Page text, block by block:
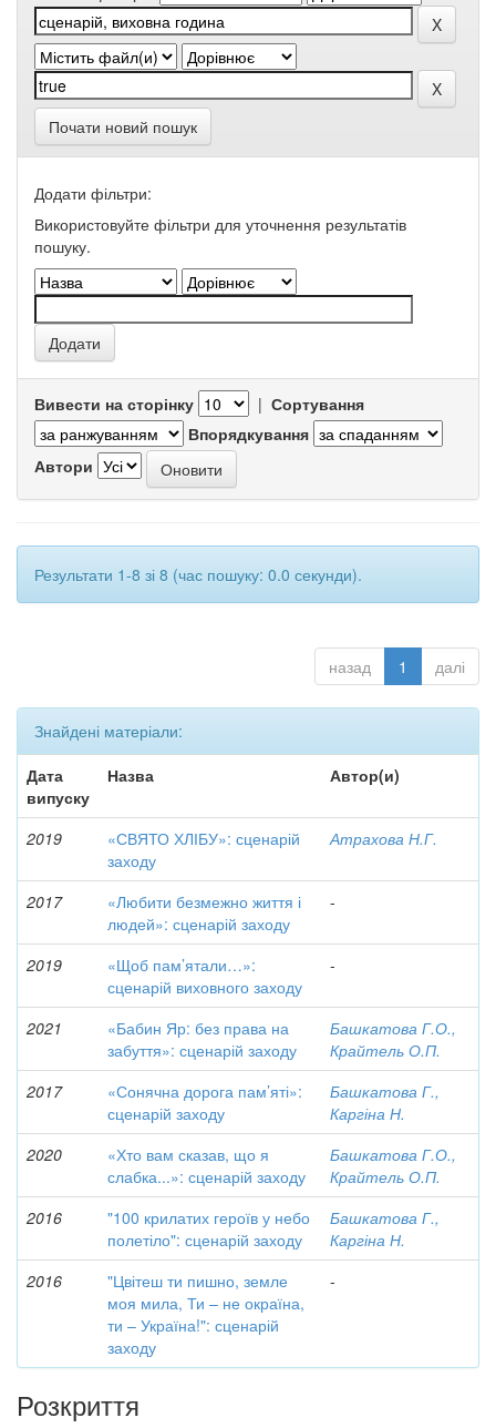
Почати новий пошук
Додати фільтри:
Використовуйте фільтри для уточнення результатів
пошуку.
Вивести на сторінку | Сортування
Впорядкування
Автори
Результати 1-8 зі 8 (час пошуку: 0.0 секунди).
назад 1 далі
Знайдені матеріали:
Дата
випуску
Назва Автор(и)
2019
«СВЯТО ХЛІБУ»: сценарій
заходу
Атрахова Н.Г.
2017
«Любити безмежно життя і
людей»: сценарій заходу
-
2019
«Щоб пам’ятали…»:
сценарій виховного заходу
-
2021
«Бабин Яр: без права на
забуття»: сценарій заходу
Башкатова Г.О.,
Крайтель О.П.
2017
«Сонячна дорога пам’яті»:
сценарій заходу
Башкатова Г.,
Каргіна Н.
2020
«Хто вам сказав, що я
слабка...»: сценарій заходу
Башкатова Г.О.,
Крайтель О.П.
2016
"100 крилатих героїв у небо
полетіло": сценарій заходу
Башкатова Г.,
Каргіна Н.
2016
"Цвітеш ти пишно, земле
моя мила, Ти – не окраїна,
ти – Україна!": сценарій
заходу
-
Розкриття